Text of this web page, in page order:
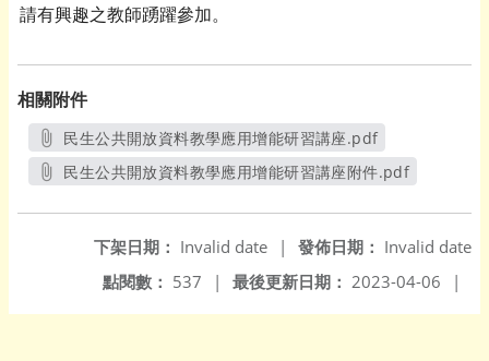
請有興趣之教師踴躍參加。
相關附件
民生公共開放資料教學應用增能研習講座.pdf
另開新視窗
民生公共開放資料教學應用增能研習講座附件.pdf
發佈日期： Invalid date
下架日期： Invalid date
|
最後更新日期： 2023-04-06 |
點閱數： 537 |